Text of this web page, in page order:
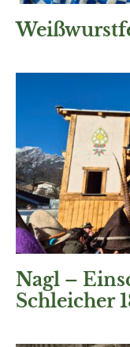
Nagl –
Schleicher